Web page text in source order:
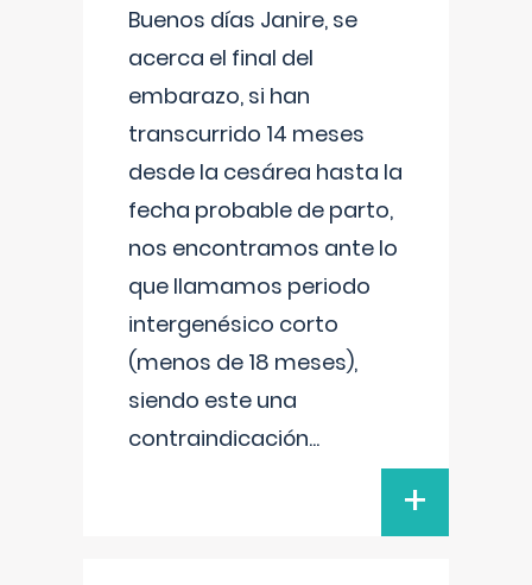
Buenos días Janire, se
acerca el final del
embarazo, si han
transcurrido 14 meses
desde la cesárea hasta la
fecha probable de parto,
nos encontramos ante lo
que llamamos periodo
intergenésico corto
(menos de 18 meses),
siendo este una
contraindicación...
+